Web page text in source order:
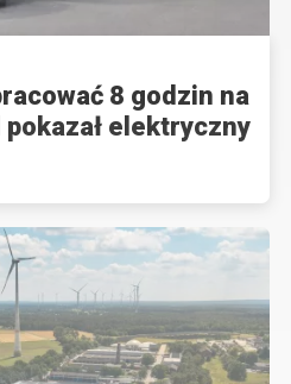
8 godzin na
elektryczny